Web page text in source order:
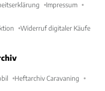
Impressum
Widerruf digitaler Käufe
Heftarchiv Caravaning